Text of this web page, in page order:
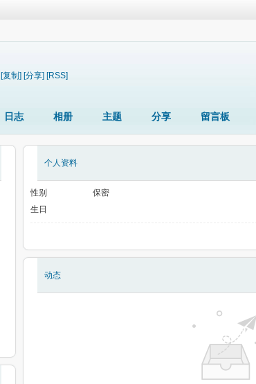
[复制] [分享] [RSS]
日志 相册 主题 分享 留言板
个人资料
性别
保密
生日
动态